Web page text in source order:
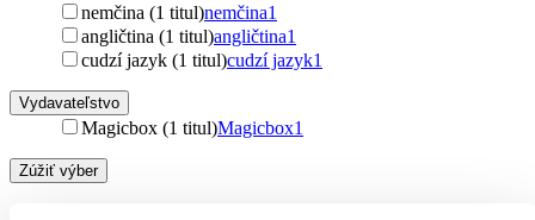
nemčina (1 titul)nemčina1
angličtina (1 titul)angličtina1
cudzí jazyk (1 titul)cudzí jazyk1
Vydavateľstvo
Magicbox (1 titul)Magicbox1
Zúžiť výber